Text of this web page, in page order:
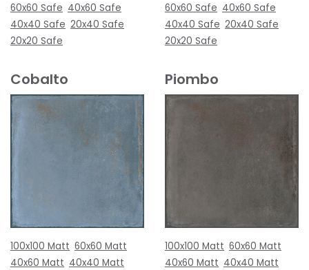
60x60 Safe 40x60 Safe
40x40 Safe 20x40 Safe
20x20 Safe
60x60 Safe 40x60 Safe
40x40 Safe 20x40 Safe
20x20 Safe
Cobalto
100x100 Matt 60x60 Matt
40x60 Matt 40x40 Matt
Piombo
100x100 Matt 60x60 Matt
40x60 Matt 40x40 Matt